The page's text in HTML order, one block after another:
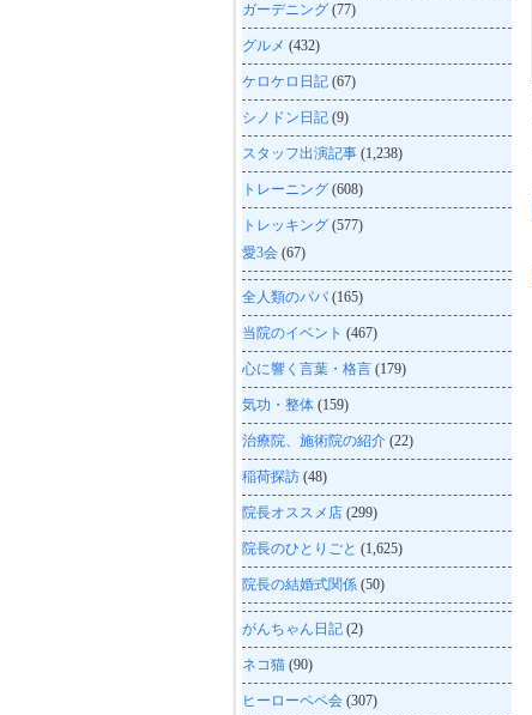
ガーデニング (77)
グルメ (432)
ケロケロ日記 (67)
シノドン日記 (9)
スタッフ出演記事 (1,238)
トレーニング (608)
トレッキング (577)
愛3会 (67)
全人類のパパ (165)
当院のイベント (467)
心に響く言葉・格言 (179)
気功・整体 (159)
治療院、施術院の紹介 (22)
稲荷探訪 (48)
院長オススメ店 (299)
院長のひとりごと (1,625)
院長の結婚式関係 (50)
がんちゃん日記 (2)
ネコ猫 (90)
ヒーローペペ会 (307)